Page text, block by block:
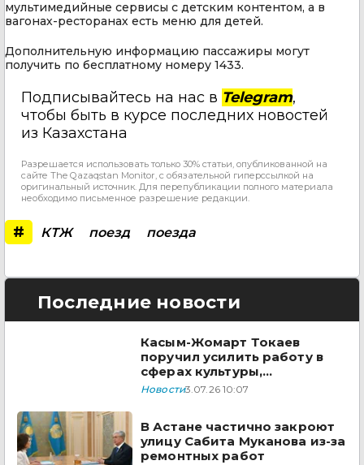
мультимедийные сервисы с детским контентом, а в
вагонах-ресторанах есть меню для детей.
Дополнительную информацию пассажиры могут
получить по бесплатному номеру 1433.
Подписывайтесь на нас в Telegram,
чтобы быть в курсе последних новостей
из Казахстана
Разрешается использовать только 30% статьи, опубликованной на
сайте The Qazaqstan Monitor, с обязательной гиперссылкой на
оригинальный источник. Для перепубликации полного материала
необходимо письменное разрешение редакции.
# КТЖ поезд поезда
Последние новости
Касым-Жомарт Токаев
поручил усилить работу в
сферах культуры,
информации и соцразвития
Новости3.07.26 10:07
В Астане частично закроют
улицу Сабита Муканова из-за
ремонтных работ